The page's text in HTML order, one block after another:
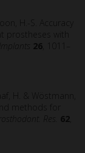
H.-S. Accuracy
prostheses with
26
H. & Wöstmann,
methods for
62